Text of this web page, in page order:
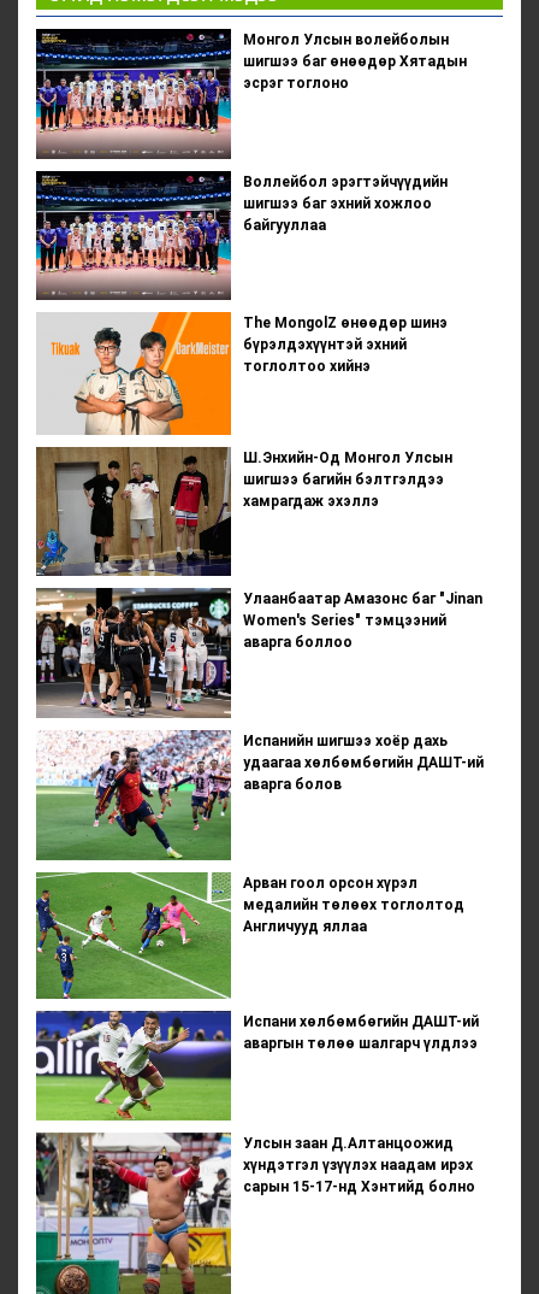
Монгол Улсын волейболын
шигшээ баг өнөөдөр Хятадын
эсрэг тоглоно
Воллейбол эрэгтэйчүүдийн
шигшээ баг эхний хожлоо
байгууллаа
The MongolZ өнөөдөр шинэ
бүрэлдэхүүнтэй эхний
тоглолтоо хийнэ
Ш.Энхийн-Од Монгол Улсын
шигшээ багийн бэлтгэлдээ
хамрагдаж эхэллэ
Улаанбаатар Амазонс баг "Jinan
Women's Series" тэмцээний
аварга боллоо
Испанийн шигшээ хоёр дахь
удаагаа хөлбөмбөгийн ДАШТ-ий
аварга болов
Арван гоол орсон хүрэл
медалийн төлөөх тоглолтод
Англичууд яллаа
Испани хөлбөмбөгийн ДАШТ-ий
аваргын төлөө шалгарч үлдлээ
Улсын заан Д.Алтанцоожид
хүндэтгэл үзүүлэх наадам ирэх
сарын 15-17-нд Хэнтийд болно